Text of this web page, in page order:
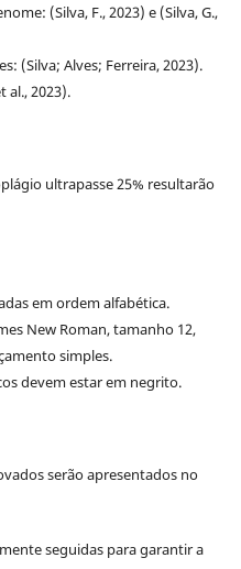
(Silva, F., 2023) e (Silva, G.,
(Silva; Alves; Ferreira, 2023).
al., 2023).
ultrapasse 25% resultarão
em ordem alfabética.
New Roman, tamanho 12,
simples.
devem estar em negrito.
serão apresentados no
seguidas para garantir a